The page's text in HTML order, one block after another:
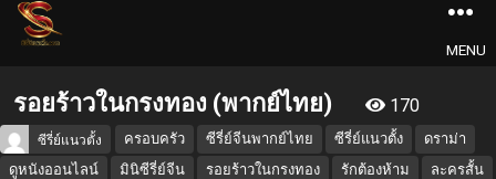
MENU
รอยร้าวในกรงทอง (พากย์ไทย) 170
ซีรี่ย์แนวตั้ง ครอบครัว ซีรี่ย์จีนพากย์ไทย ซีรี่ย์แนวตั้ง
ดราม่า
ดูหนังออนไลน์
มินิซีรี่ย์จีน รอยร้าวในกรงทอง รักต้องห้าม
ละครสั้น